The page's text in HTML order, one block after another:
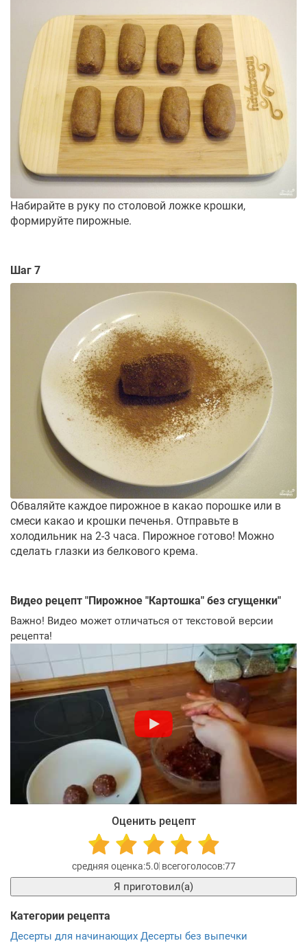
Набирайте в руку по столовой ложке крошки,
формируйте пирожные.
Шаг 7
Обваляйте каждое пирожное в какао порошке или в
смеси какао и крошки печенья. Отправьте в
холодильник на 2-3 часа. Пирожное готово! Можно
сделать глазки из белкового крема.
Видео рецепт "Пирожное "Картошка" без сгущенки"
Важно! Видео может отличаться от текстовой версии
рецепта!
Оценить рецепт
5.0 77
Я приготовил(а)
Категории рецепта
Десерты для начинающих Десерты без выпечки